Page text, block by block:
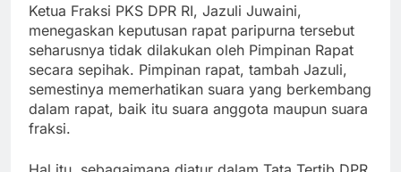
Ketua Fraksi PKS DPR RI, Jazuli Juwaini,
menegaskan keputusan rapat paripurna tersebut
seharusnya tidak dilakukan oleh Pimpinan Rapat
secara sepihak. Pimpinan rapat, tambah Jazuli,
semestinya memerhatikan suara yang berkembang
dalam rapat, baik itu suara anggota maupun suara
fraksi.